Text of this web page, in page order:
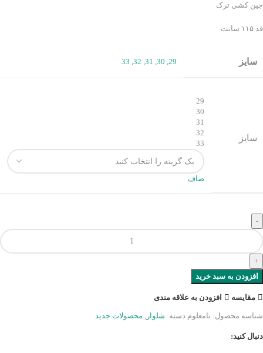
جین کشی ترک
قد ۱۱۵ سانت
سایز 29
,
30
,
31
,
32
,
33
سایز
29
30
31
32
33
صاف
افزودن به سبد خرید
مقایسه افزودن به علاقه مندی
شناسه محصول: نامعلوم دسته: شلوار , محصولات جدید
دنبال کنید: